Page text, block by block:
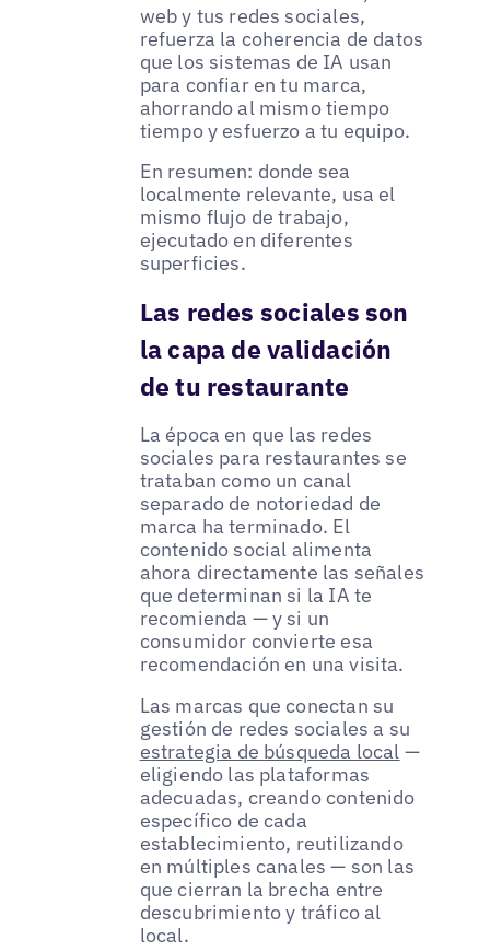
web y tus redes sociales,
refuerza la coherencia de datos
que los sistemas de IA usan
para confiar en tu marca,
ahorrando al mismo tiempo
tiempo y esfuerzo a tu equipo.
En resumen: donde sea
localmente relevante, usa el
mismo flujo de trabajo,
ejecutado en diferentes
superficies.
Las redes sociales son
la capa de validación
de tu restaurante
La época en que las redes
sociales para restaurantes se
trataban como un canal
separado de notoriedad de
marca ha terminado. El
contenido social alimenta
ahora directamente las señales
que determinan si la IA te
recomienda — y si un
consumidor convierte esa
recomendación en una visita.
Las marcas que conectan su
gestión de redes sociales a su
estrategia de búsqueda local —
eligiendo las plataformas
adecuadas, creando contenido
específico de cada
establecimiento, reutilizando
en múltiples canales — son las
que cierran la brecha entre
descubrimiento y tráfico al
local.